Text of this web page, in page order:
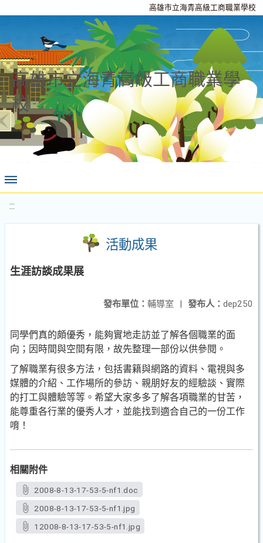
高雄市立海青高級工商職業學校
高雄市立海青高級工商職業學
校
:::
活動成果
生涯訪談成果展
發布人： dep250
發布單位： 輔導室 |
同學們真的頗優秀，能夠實地走訪並了解各個職業的面
向；因時間與空間有限，故先整理一部份以供參閱。
了解職業有很多方法，包括書籍與網路的資料、電視與多
媒體的介紹、工作場所的參訪、親朋好友的經驗談、實際
的打工與體驗等等。希望大家多多了解各項職業的甘苦，
能尊重各行業的優秀人才，並能找到適合自己的一份工作
唷！
相關附件
2008-8-13-17-53-5-nf1.doc
2008-8-13-17-53-5-nf1.jpg
12008-8-13-17-53-5-nf1.jpg